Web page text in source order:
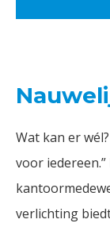
Wat kan er
voor
verlichting